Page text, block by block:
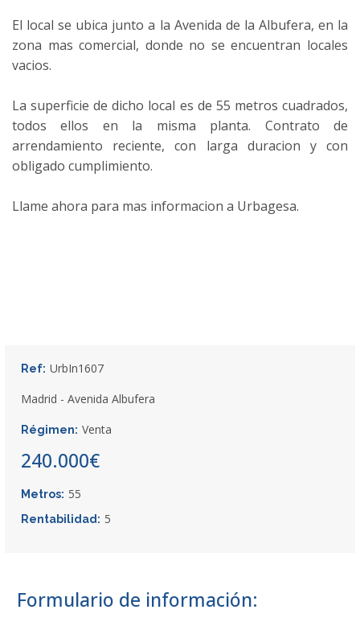
El local se ubica junto a la Avenida de la Albufera, en la
zona mas comercial, donde no se encuentran locales
vacios.
La superficie de dicho local es de 55 metros cuadrados,
todos ellos en la misma planta. Contrato de
arrendamiento reciente, con larga duracion y con
obligado cumplimiento.
Llame ahora para mas informacion a Urbagesa.
Ref: UrbIn1607
Madrid - Avenida Albufera
Régimen: Venta
240.000€
Metros: 55
Rentabilidad: 5
Formulario de información: